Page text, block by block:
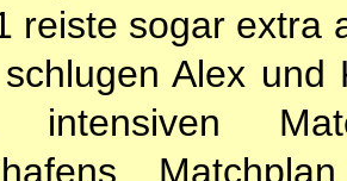
reiste sogar extra
Alex
intensiven